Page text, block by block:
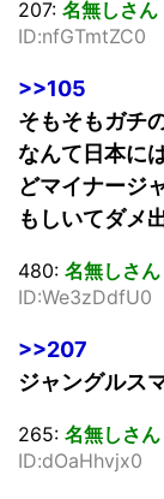
207: 名無しさん
ID:nfGTmtZC0
>>105
そもそもガチ
なんて日本に
どマイナージ
もしいてダメ
480: 名無しさん
ID:We3zDdfU0
>>207
ジャングルス
265: 名無しさん
ID:dOaHhvjx0